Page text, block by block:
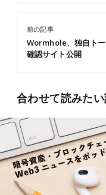
前の記事
Wormhole、独自トー
確認サイト公開
合わせて読みた